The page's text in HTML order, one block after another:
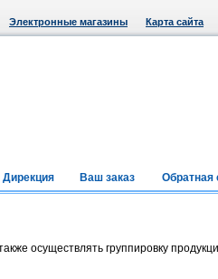
Электронные магазины Карта сайта
Дирекция Ваш заказ Обратная
осуществлять группировку